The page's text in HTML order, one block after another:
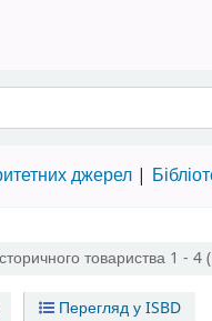
джерел
товариства 1 - 4
Перегляд у ISBD